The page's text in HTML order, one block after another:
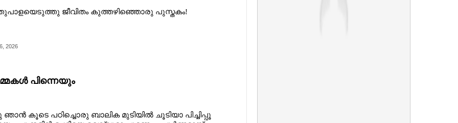
ജീവിതം കുത്തഴിഞ്ഞൊരു പുസ്തകം!
2026
പിന്നെയും
കൂടെ പഠിച്ചൊരു ബാലിക മുടിയിൽ ചൂടിയാ പിച്ചിപ്പൂ